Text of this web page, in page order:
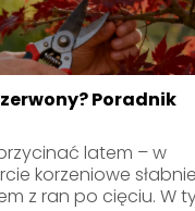
Poradnik
latem – w
korzeniowe
z ran po cięciu. W